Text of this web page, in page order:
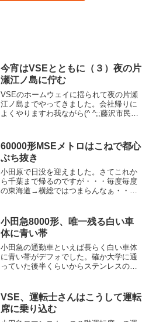
今宵はVSEとともに（３）夜の片
瀬江ノ島に佇む
VSEのホームウェイに揺られて夜の片瀬
江ノ島までやってきました。会社帰りに
よくやりますわ我ながら(^ ^;;藤沢市民だ
当されてなかったんですよねぇ・・・。
10年越しでコンプリートの夢が叶いまし
たw。これには間に合ってよかったです、
本当に・・・。
60000形MSEメトロはこねで都心
ぶち抜き
小田原で日没を迎えました。さてこれか
ら千葉まで帰るのですが・・・毎度毎度
の東海道→横総ではつまらんなぁ・・・
トロはこね」です。数ある小田急ロマン
スカーの中での現時点での最長距離ラン
ナー。
小田急8000形、唯一残る白い車
体に青い帯
小田急の通勤車といえば長らく白い車体
に青い帯がデフォでした。確か大学に通
っていた後半くらいからステンレスの
が白く塗られた車体に青い帯を巻いて走
っている状態になってしまいました。
VSE、運転士さんはこうして運転
席に乗り込む